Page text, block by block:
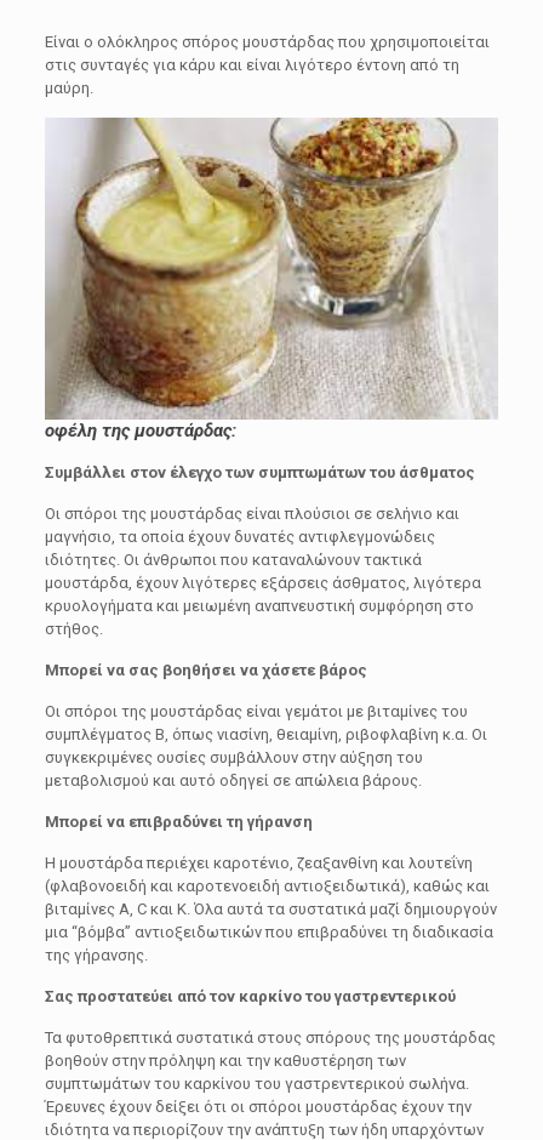
Είναι ο ολόκληρος σπόρος μουστάρδας που χρησιμοποιείται
στις συνταγές για κάρυ και είναι λιγότερο έντονη από τη
μαύρη.
οφέλη της μουστάρδας:
Συμβάλλει στον έλεγχο των συμπτωμάτων του άσθματος
Οι σπόροι της μουστάρδας είναι πλούσιοι σε σελήνιο και
μαγνήσιο, τα οποία έχουν δυνατές αντιφλεγμονώδεις
ιδιότητες. Οι άνθρωποι που καταναλώνουν τακτικά
μουστάρδα, έχουν λιγότερες εξάρσεις άσθματος, λιγότερα
κρυολογήματα και μειωμένη αναπνευστική συμφόρηση στο
στήθος.
Μπορεί να σας βοηθήσει να χάσετε βάρος
Οι σπόροι της μουστάρδας είναι γεμάτοι με βιταμίνες του
συμπλέγματος Β, όπως νιασίνη, θειαμίνη, ριβοφλαβίνη κ.α. Οι
συγκεκριμένες ουσίες συμβάλλουν στην αύξηση του
μεταβολισμού και αυτό οδηγεί σε απώλεια βάρους.
Μπορεί να επιβραδύνει τη γήρανση
Η μουστάρδα περιέχει καροτένιο, ζεαξανθίνη και λουτεΐνη
(φλαβονοειδή και καροτενοειδή αντιοξειδωτικά), καθώς και
βιταμίνες Α, C και Κ. Όλα αυτά τα συστατικά μαζί δημιουργούν
μια “βόμβα” αντιοξειδωτικών που επιβραδύνει τη διαδικασία
της γήρανσης.
Σας προστατεύει από τον καρκίνο του γαστρεντερικού
Τα φυτοθρεπτικά συστατικά στους σπόρους της μουστάρδας
βοηθούν στην πρόληψη και την καθυστέρηση των
συμπτωμάτων του καρκίνου του γαστρεντερικού σωλήνα.
Έρευνες έχουν δείξει ότι οι σπόροι μουστάρδας έχουν την
ιδιότητα να περιορίζουν την ανάπτυξη των ήδη υπαρχόντων